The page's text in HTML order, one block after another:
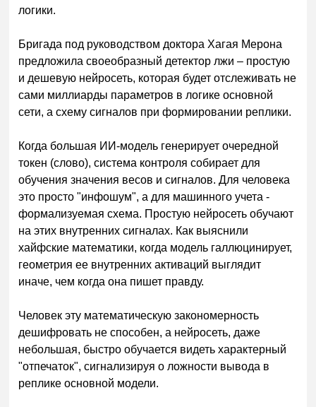
логики.
Бригада под руководством доктора Хагая Мерона
предложила своеобразный детектор лжи – простую
и дешевую нейросеть, которая будет отслеживать не
сами миллиарды параметров в логике основной
сети, а схему сигналов при формировании реплики.
Когда большая ИИ-модель генерирует очередной
токен (слово), система контроля собирает для
обучения значения весов и сигналов. Для человека
это просто "инфошум", а для машинного учета -
формализуемая схема. Простую нейросеть обучают
на этих внутренних сигналах. Как выяснили
хайфские математики, когда модель галлюцинирует,
геометрия ее внутренних активаций выглядит
иначе, чем когда она пишет правду.
Человек эту математическую закономерность
дешифровать не способен, а нейросеть, даже
небольшая, быстро обучается видеть характерный
"отпечаток", сигнализируя о ложности вывода в
реплике основной модели.